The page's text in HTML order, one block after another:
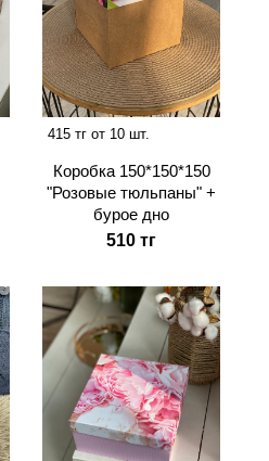
415 тг от 10 шт.
Коробка 150*150*150
"Розовые тюльпаны" +
бурое дно
510 тг